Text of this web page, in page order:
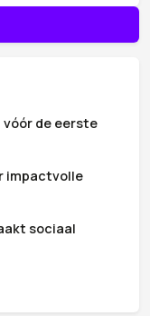
de eerste
impactvolle
sociaal